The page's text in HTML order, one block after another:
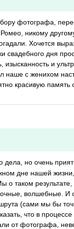
фотографа,
никому
Хочется
свадебного дня
и
наше с женихом
красивую память
дела, но очень
дне нашей
о таком
волшебные. И
(сами мы бы
что в
от фотографа,